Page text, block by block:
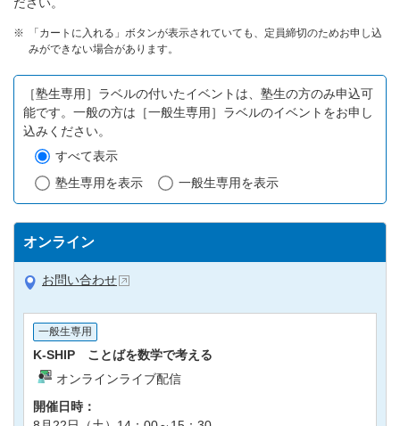
「カートに入れる」ボタンが表示されていても、定員締切のためお申し込
みができない場合があります。
［塾生専用］ラベルの付いたイベントは、塾生の方のみ申込可
能です。一般の方は［一般生専用］ラベルのイベントをお申し
込みください。
すべて表示
塾生専用を表示
一般生専用を表示
オンライン
お問い合わせ
一般生専用
K-SHIP ことばを数学で考える
オンラインライブ配信
開催日時：